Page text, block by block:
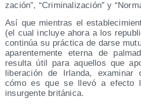
za­ción”, “Cri­mi­na­li­za­ción” y
Así que mien­tras el
(el cual inclu­ye aho­ra a los
con­ti­núa su prác­ti­ca de dar­se
apa­ren­te­men­te eter­na de
resul­ta útil para aque­llos que
libe­ra­ción de Irlan­da, exa­mi­nar
cómo es que se lle­vó a efec­to
insur­gen­te británica.